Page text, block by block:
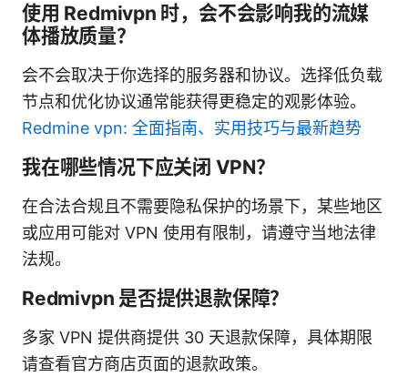
使用 Redmivpn 时，会不会影响我的流媒
体播放质量？
会不会取决于你选择的服务器和协议。选择低负载
节点和优化协议通常能获得更稳定的观影体验。
Redmine vpn: 全面指南、实用技巧与最新趋势
我在哪些情况下应关闭 VPN？
在合法合规且不需要隐私保护的场景下，某些地区
或应用可能对 VPN 使用有限制，请遵守当地法律
法规。
Redmivpn 是否提供退款保障？
多家 VPN 提供商提供 30 天退款保障，具体期限
请查看官方商店页面的退款政策。